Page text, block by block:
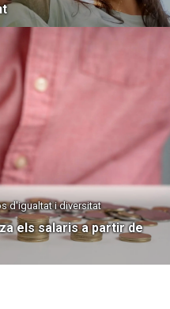
els salaris a partir de
d'igualtat i diversitat